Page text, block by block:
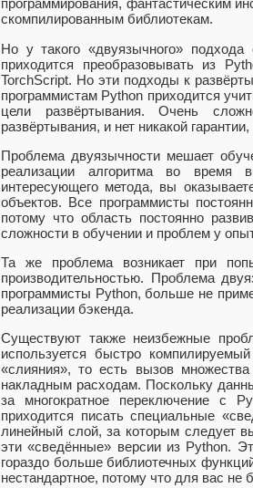
программирования, фантастическим
скомпилированным библиотекам.
Но у такого «двуязычного»
приходится преобразовывать из
TorchScript. Но эти подходы к
программистам Python приходится
цели развёртывания. Очень
развёртывания, и нет никакой
Проблема двуязычности мешает
реализации алгоритма во время
интересующего метода, вы
объектов. Все программисты
потому что область постоянно
сложности в обучении и проблем у
Та же проблема возникает при
производительностью. Проблема
программисты Python, больше не
реализации бэкенда.
Существуют также неизбежные
используется быстро
«слияния», то есть вызов
накладным расходам. Поскольку
за многократное переключение с
приходится писать специальные
линейный слой, за которым следует
эти «сведённые» версии из Python.
гораздо больше библиотечных
нестандартное, потому что для вас не